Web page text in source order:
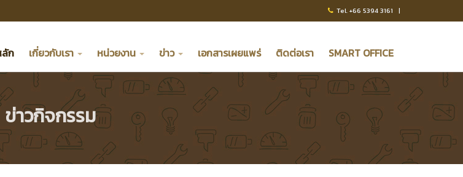
Tel. +66 5394 3161 |
ลัก เกี่ยวกับเรา หน่วยงาน ข่าว เอกสารเผยแพร่ ติดต่อเรา SMART OFFICE
ข่าวกิจกรรม